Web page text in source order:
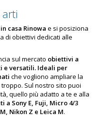
arti
casa Rinowa e si posiziona
di obiettivi dedicati alle
sul mercato obiettivi a
e versatili. Ideali per
che vogliono ampliare la
Sul nostro sito puoi
quello più adatto a te e alla
a Sony E, Fuji, Micro 4/3
Nikon Z e Leica M.